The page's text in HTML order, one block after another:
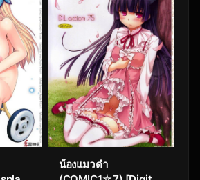
น้องแมวดำ